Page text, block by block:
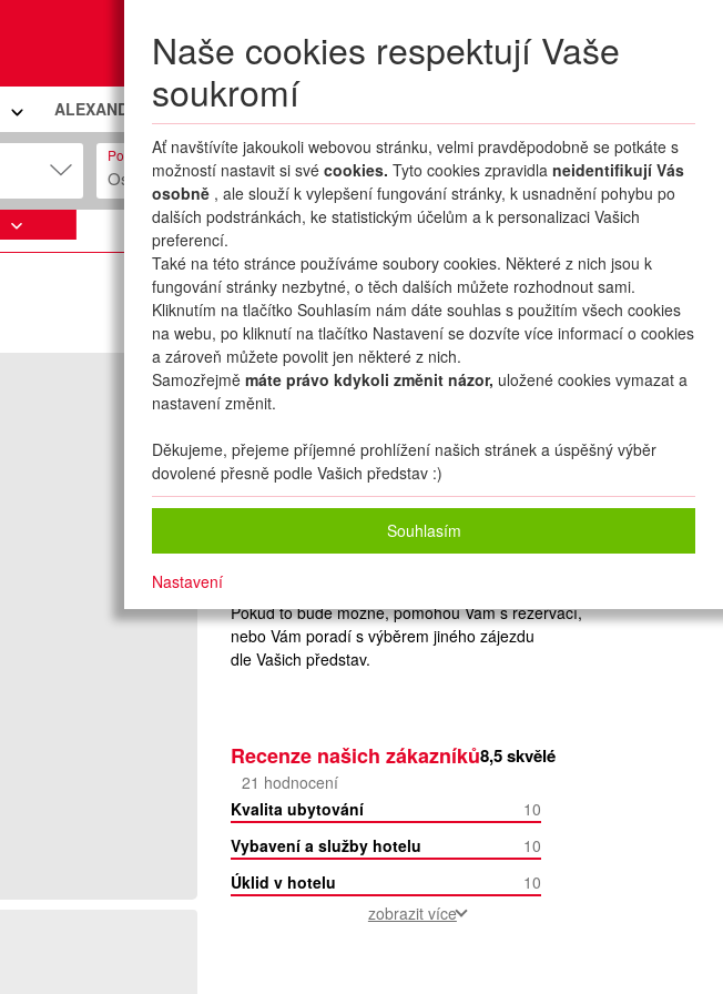
MojePřihlášení
Naše cookies respektují Vaše
soukromí
Ať navštívíte jakoukoli webovou stránku, velmi pravděpodobně se potkáte s
možností nastavit si své cookies. Tyto cookies zpravidla neidentifikují Vás
osobně , ale slouží k vylepšení fungování stránky, k usnadnění pohybu po
dalších podstránkách, ke statistickým účelům a k personalizaci Vašich
preferencí.
Také na této stránce používáme soubory cookies. Některé z nich jsou k
fungování stránky nezbytné, o těch dalších můžete rozhodnout sami.
Kliknutím na tlačítko Souhlasím nám dáte souhlas s použitím všech cookies
na webu, po kliknutí na tlačítko Nastavení se dozvíte více informací o cookies
a zároveň můžete povolit jen některé z nich.
Samozřejmě máte právo kdykoli změnit názor, uložené cookies vymazat a
nastavení změnit.
Děkujeme, přejeme příjemné prohlížení našich stránek a úspěšný výběr
dovolené přesně podle Vašich představ :)
Souhlasím
Nastavení
ALEXANDRIA PREMIUM CLUB
Počet osob
Osob: 2 + 0 HLEDAT ZÁJEZDY
mapa oblíbené sdílet
2 dospělí+0 dětí
Zvolený zájezd nelze on-line nacenit a
Pokud to bude možné, pomohou Vám s rezervací,
nebo Vám poradí s výběrem jiného zájezdu
dle Vašich představ.
Recenze našich zákazníků8,5skvělé
21 hodnocení
Kvalita ubytování
10
Vybavení a služby hotelu
10
Úklid v hotelu
10
zobrazit více